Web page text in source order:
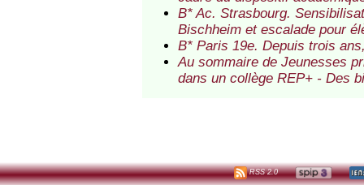
B* Ac. Strasbourg.
Bischheim et escalade pour
B* Paris 19e. Depuis trois
Au sommaire de Jeunesses
dans un collège REP+ - Des
RSS 2.0